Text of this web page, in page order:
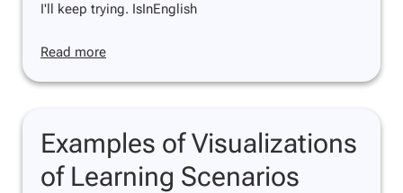
I'll keep trying. IsInEnglish
Read more
Examples of Visualizations
of Learning Scenarios